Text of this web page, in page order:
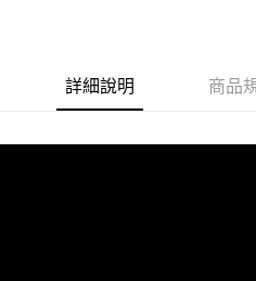
帳／街口支付／iPASS MONEY」等通路
1.本服務係由「台灣大哥大股份有限公
滿 NT$2,000 (含以上) 免運費
每筆NT$300，滿NT$3,000(含以
詳細說明 商品